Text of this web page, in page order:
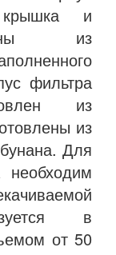
и
из
фильтра
из
из
Для
в
от 50